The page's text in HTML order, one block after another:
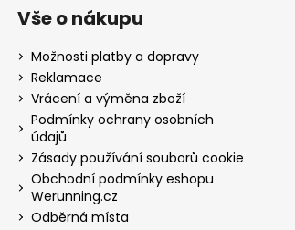
Vše o nákupu
Možnosti platby a dopravy
Reklamace
Vrácení a výměna zboží
Podmínky ochrany osobních
údajů
Zásady používání souborů cookie
Obchodní podmínky eshopu
Werunning.cz
Odběrná místa